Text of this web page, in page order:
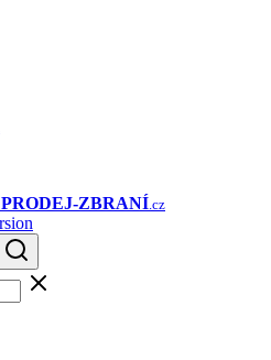
PRODEJ-ZBRANÍ.cz